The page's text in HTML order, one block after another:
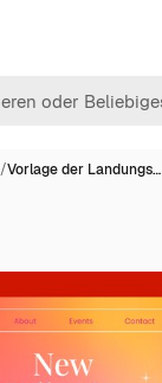
/Vorlage der Landungs…